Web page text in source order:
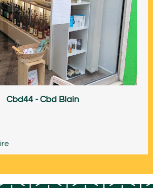
Cbd44 - Cbd Blain